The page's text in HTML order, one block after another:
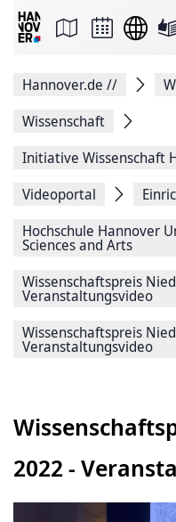
Seite
Facebook
teilen
Seitenlink
Seite
Hannover.de //
Wissenschaft
Initiative Wissenschaft
Videoportal
Hochschule ­Hannover
Sciences and Arts
Wissenschaftspreis
Veranstaltungsvideo
Wissenschaftspreis
Veranstaltungsvideo
2022 -